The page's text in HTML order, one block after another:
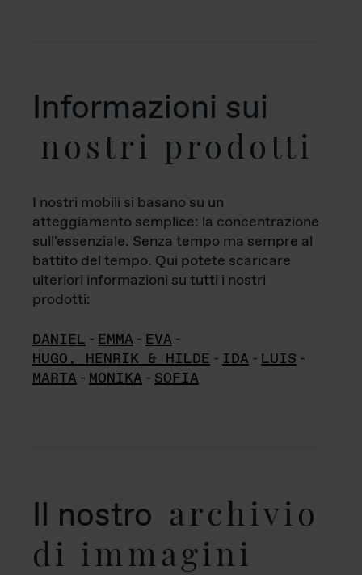
Informazioni sui
nostri prodotti
I nostri mobili si basano su un
atteggiamento semplice: la concentrazione
sull'essenziale. Senza tempo ma sempre al
battito del tempo. Qui potete scaricare
ulteriori informazioni su tutti i nostri
prodotti:
DANIEL - EMMA - EVA -
HUGO, HENRIK & HILDE - IDA - LUIS -
MARTA - MONIKA - SOFIA
Il nostro archivio
di immagini